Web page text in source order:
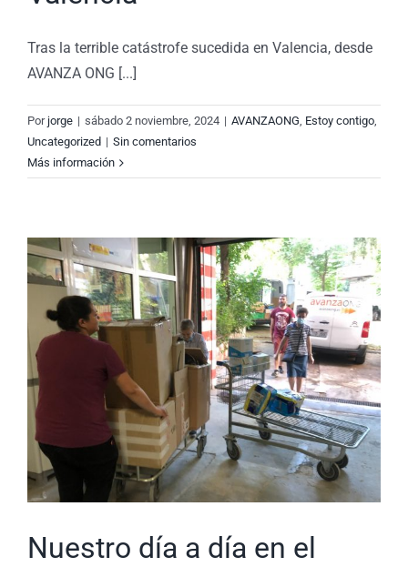
Tras la terrible catástrofe sucedida en Valencia, desde
AVANZA ONG [...]
Por jorge | sábado 2 noviembre, 2024 | AVANZAONG, Estoy contigo,
Uncategorized | Sin comentarios
Más información
Nuestro día a día en el